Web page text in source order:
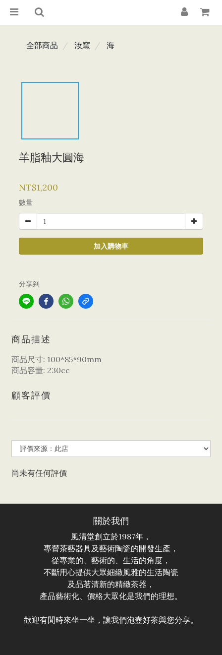
全部商品 汝窯 海
羊脂釉大圓海
NT$1,200
數量
加入購物車
分享到
商品描述
商品尺寸: 100*85*90mm
商品容量: 230cc
顧客評價
尚未有任何評價
關於我們
風清堂創立於1987年，
專營茶藝器具及藝術陶瓷的開發生產，
從專業的、藝術的、生活的角度，
不斷用心提供大眾細緻風雅的生活陶瓷
及品茗清新的精緻茶器，
產品藝術化、價格大眾化是我們的理想。
歡迎有閒時來坐一坐，讓我們泡壺好茶與您分享。